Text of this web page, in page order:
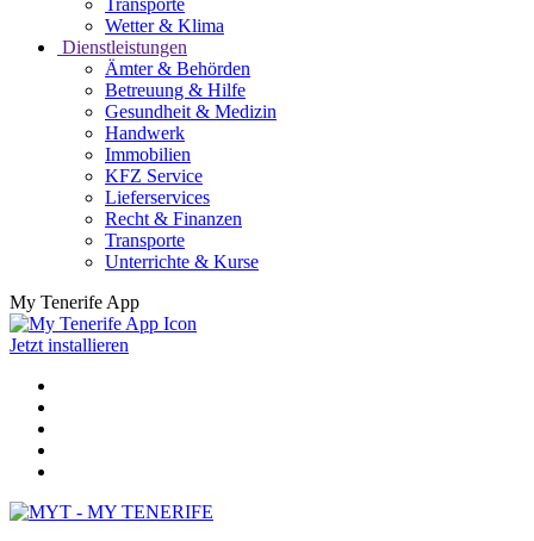
Transporte
Wetter & Klima
Dienstleistungen
Ämter & Behörden
Betreuung & Hilfe
Gesundheit & Medizin
Handwerk
Immobilien
KFZ Service
Lieferservices
Recht & Finanzen
Transporte
Unterrichte & Kurse
My Tenerife App
Jetzt installieren